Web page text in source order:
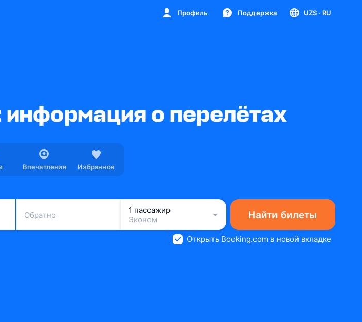
Профиль Поддержка UZS · RU
о перелётах
Впечатления Избранное
Обратно
1 пассажир
Эконом
Найти билеты
Открыть Booking.com в новой вкладке